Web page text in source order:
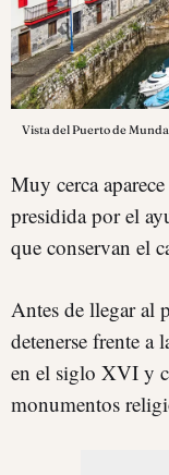
Vista del Puerto de
Muy cerca
presidida por el
que conservan el
Antes de llegar al
detenerse frente a
en el siglo XVI y
monumentos